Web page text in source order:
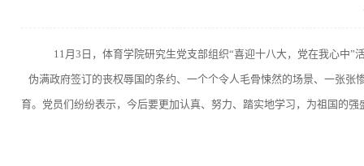
11月3日，体育学院研究生党支部组织“喜迎十八大，党在我心中
伪满政府签订的丧权辱国的条约、一个个令人毛骨悚然的场景、一张
育。党员们纷纷表示，今后要更加认真、努力、踏实地学习，为祖国的强